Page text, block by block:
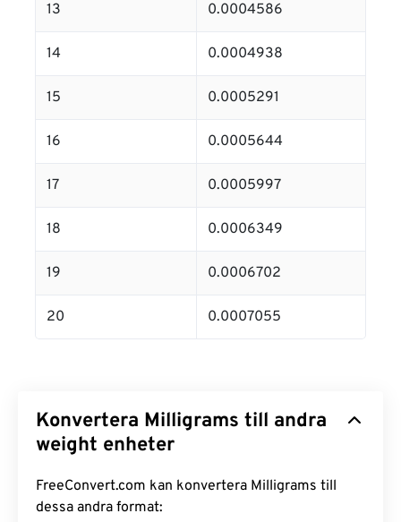
13 0.0004586
14 0.0004938
15 0.0005291
16 0.0005644
17 0.0005997
18 0.0006349
19 0.0006702
20 0.0007055
Konvertera Milligrams till andra
weight enheter
FreeConvert.com kan konvertera Milligrams till
dessa andra format: